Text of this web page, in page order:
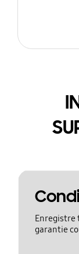
Enregistre
garantie